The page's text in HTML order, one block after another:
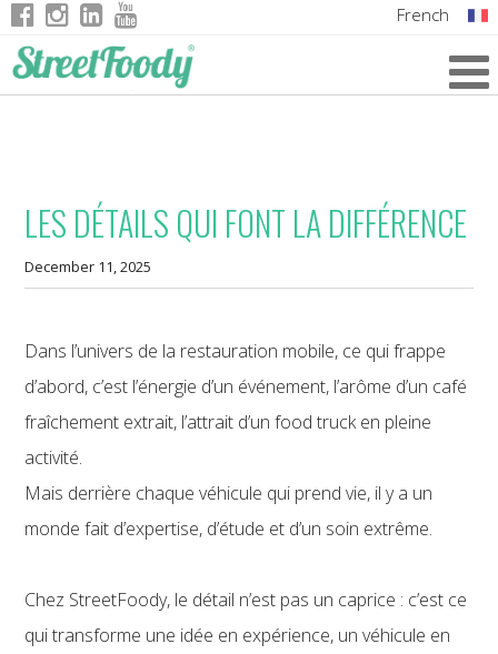
French
LES DÉTAILS QUI FONT LA DIFFÉRENCE
December 11, 2025
Dans l’univers de la restauration mobile, ce qui frappe
d’abord, c’est l’énergie d’un événement, l’arôme d’un café
fraîchement extrait, l’attrait d’un food truck en pleine
activité.
Mais derrière chaque véhicule qui prend vie, il y a un
monde fait d’expertise, d’étude et d’un soin extrême.
Chez StreetFoody, le détail n’est pas un caprice : c’est ce
qui transforme une idée en expérience, un véhicule en